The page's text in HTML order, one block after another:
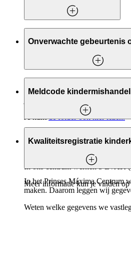
Voor het melden van een
bijde vertrouwenspersoon
Onverwachte gebeurtenis
Wij doen in het Prinses Máxima
een onverwachte gebeurtenis
je een folder met informatie
Je kuntde folder ook hier lezen.
Meldcode
Kindermishandeling en huiselijk
behandeld, kunnen in hun
kunnen signaleren en te
In ons centrum werken 5 LVAK
Meer informatie kun je vinden op
Kwaliteitsregistratie
In het Prinses Máxima Centrum
maken. Daarom leggen wij
Weten welke gegevens we